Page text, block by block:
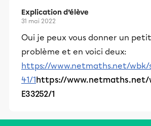
Explication d’élève
31 mai 2022
Oui je peux vous donner un
problème et en voici deux:
https://www.netmaths.net/wbk/
41/1https://www.netmaths.net/
E33252/1